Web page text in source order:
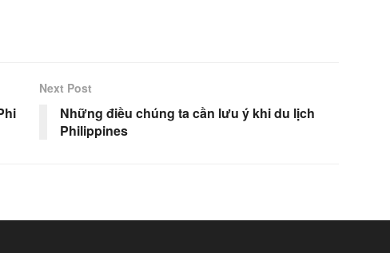
Next Post
Những điều chúng ta cần lưu ý khi du lịch
Philippines